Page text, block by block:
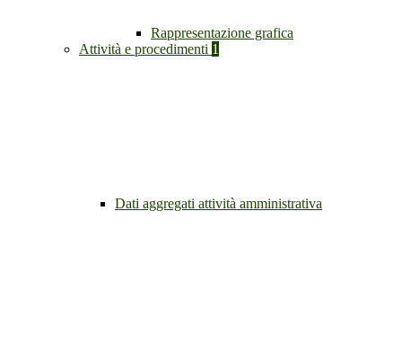
Rappresentazione grafica
Attività e procedimenti 1
Dati aggregati attività amministrativa